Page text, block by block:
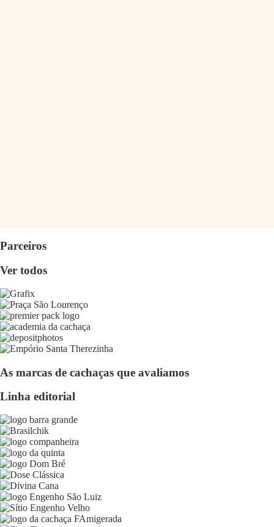
Parceiros
Ver todos
As marcas de cachaças que avaliamos
Linha editorial